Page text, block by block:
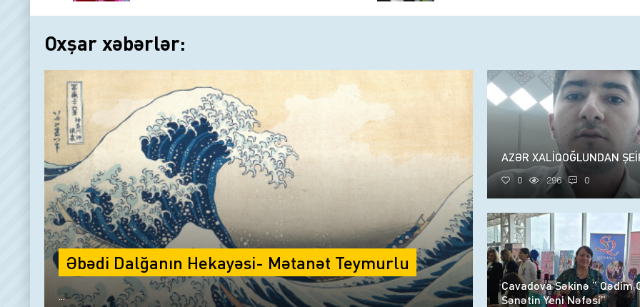
Oxşar xəbərlər:
Əbədi Dalğanın Hekayəsi- Mətanət Teymurlu
...
AZƏR XALİQOĞLUNDAN
0 296 0
Cavadova Səkinə “ Qədim
Sənətin Yeni Nəfəsi”